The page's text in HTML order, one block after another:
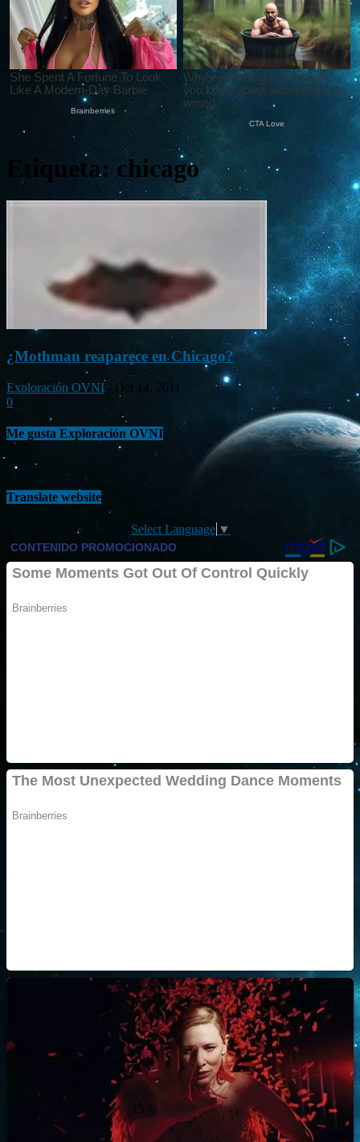
Etiqueta: chicago
¿Mothman reaparece en Chicago?
Exploración OVNI - Oct 14, 2011
0
Me gusta Exploración OVNI
Translate website
Select Language ▼